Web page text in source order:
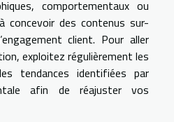
comportementaux ou
concevoir des contenus sur-
client. Pour aller
exploitez régulièrement les
tendances identifiées par
afin de réajuster vos